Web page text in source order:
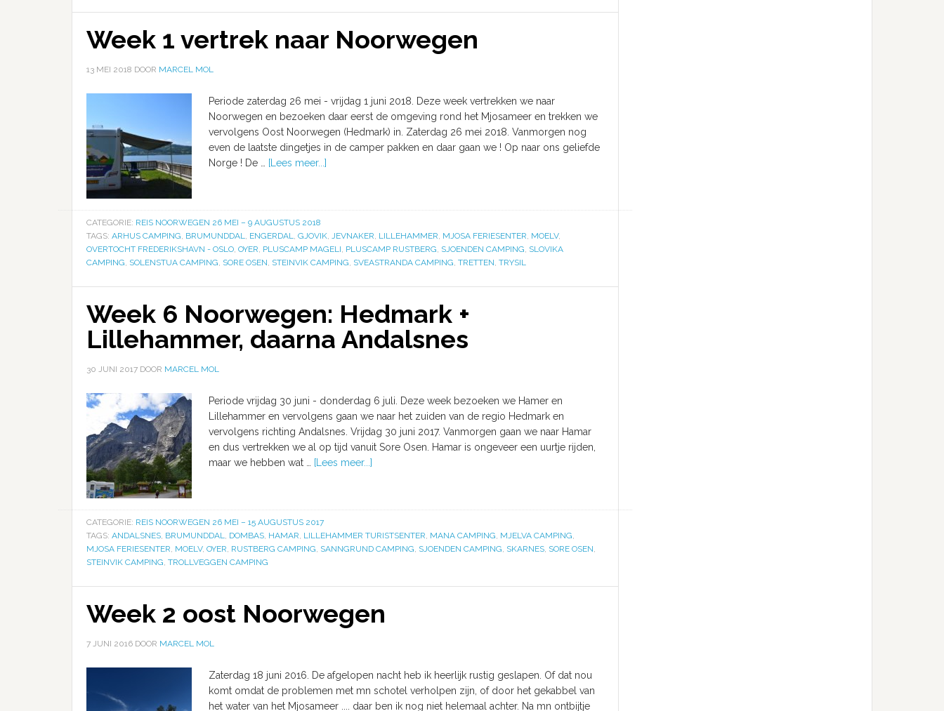
Week 1 vertrek naar Noorwegen
13 MEI 2018 DOOR MARCEL MOL
Periode zaterdag 26 mei - vrijdag 1 juni 2018. Deze week vertrekken we naar
Noorwegen en bezoeken daar eerst de omgeving rond het Mjosameer en trekken we
vervolgens Oost Noorwegen (Hedmark) in. Zaterdag 26 mei 2018. Vanmorgen nog
even de laatste dingetjes in de camper pakken en daar gaan we ! Op naar ons geliefde
Norge ! De …
[Lees meer...]
CATEGORIE: REIS NOORWEGEN 26 MEI – 9 AUGUSTUS 2018
TAGS: ARHUS CAMPING, BRUMUNDDAL, ENGERDAL, GJOVIK, JEVNAKER, LILLEHAMMER, MJOSA FERIESENTER, MOELV,
OVERTOCHT FREDERIKSHAVN - OSLO, OYER, PLUSCAMP MAGELI, PLUSCAMP RUSTBERG, SJOENDEN CAMPING, SLOVIKA
CAMPING, SOLENSTUA CAMPING, SORE OSEN, STEINVIK CAMPING, SVEASTRANDA CAMPING, TRETTEN, TRYSIL
Week 6 Noorwegen: Hedmark +
Lillehammer, daarna Andalsnes
30 JUNI 2017 DOOR MARCEL MOL
Periode vrijdag 30 juni - donderdag 6 juli. Deze week bezoeken we Hamer en
Lillehammer en vervolgens gaan we naar het zuiden van de regio Hedmark en
vervolgens richting Andalsnes. Vrijdag 30 juni 2017. Vanmorgen gaan we naar Hamar
en dus vertrekken we al op tijd vanuit Sore Osen. Hamar is ongeveer een uurtje rijden,
maar we hebben wat …
[Lees meer...]
CATEGORIE: REIS NOORWEGEN 26 MEI – 15 AUGUSTUS 2017
TAGS: ANDALSNES, BRUMUNDDAL, DOMBAS, HAMAR, LILLEHAMMER TURISTSENTER, MANA CAMPING, MJELVA CAMPING,
MJOSA FERIESENTER, MOELV, OYER, RUSTBERG CAMPING, SANNGRUND CAMPING, SJOENDEN CAMPING, SKARNES, SORE OSEN,
STEINVIK CAMPING, TROLLVEGGEN CAMPING
Week 2 oost Noorwegen
7 JUNI 2016 DOOR MARCEL MOL
Zaterdag 18 juni 2016. De afgelopen nacht heb ik heerlijk rustig geslapen. Of dat nou
komt omdat de problemen met mn schotel verholpen zijn, of door het gekabbel van
het water van het Mjosameer .... daar ben ik nog niet helemaal achter. Na mn ontbijtje